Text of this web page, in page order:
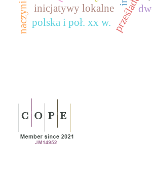
inicjatywy lokalne
polska i poł. xx w.